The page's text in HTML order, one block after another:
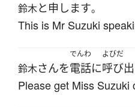
鈴木と申します。
This is Mr Suzuki
鈴木さんを
でんわ
電話に
よびだ
呼び
Please get Miss Suzuki